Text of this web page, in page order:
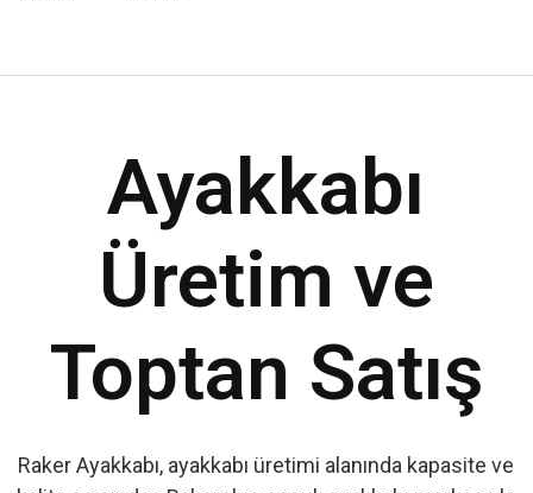
Ayakkabı
Üretim ve
Toptan Satış
Raker Ayakkabı, ayakkabı üretimi alanında kapasite ve